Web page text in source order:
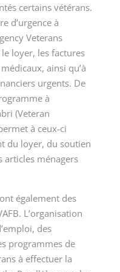
certains vétérans.
d’urgence à
Veterans
loyer, les factures
ainsi qu’à
urgents. De
à
(Veteran
à ceux-ci
du loyer, du soutien
articles ménagers
également des
L’organisation
des
programmes de
à effectuer la